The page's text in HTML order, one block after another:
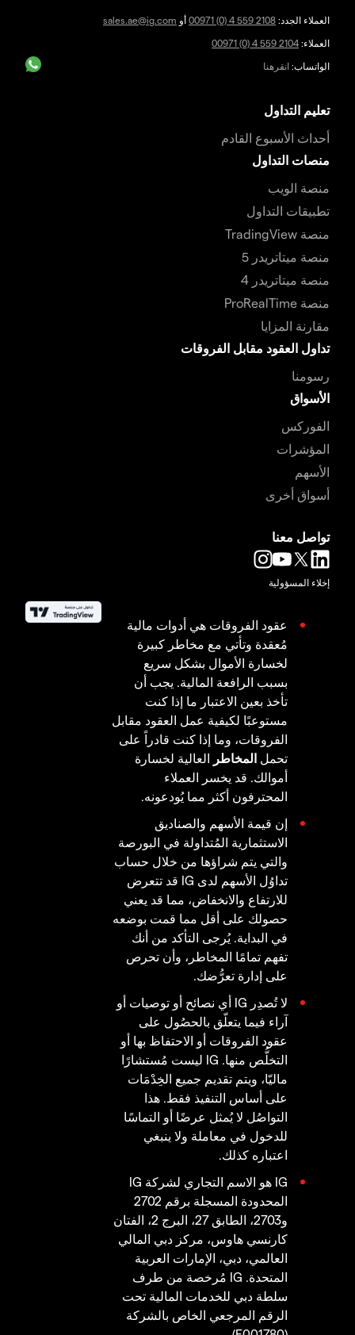
العملاء الجدد: 00971 (0) 4 559 2108 أو sales.ae@ig.com
العملاء: 00971 (0) 4 559 2104
الواتساب: انقرهنا
تعليم التداول
أحداث الأسبوع القادم
منصات التداول
منصة الويب
تطبيقات التداول
منصة TradingView
منصة ميتاتريدر 5
منصة ميتاتريدر 4
منصة ProRealTime
مقارنة المزايا
تداول العقود مقابل الفروقات
رسومنا
الأسواق
الفوركس
المؤشرات
الأسهم
أسواق أخرى
تواصل معنا
إخلاء المسؤولية
عقود الفروقات هي أدوات مالية
مُعقدة وتأتي مع مخاطر كبيرة
لخسارة الأموال بشكل سريع
بسبب الرافعة المالية. يجب أن
تأخذ بعين الاعتبار ما إذا كنت
مستوعبًا لكيفية عمل العقود مقابل
الفروقات، وما إذا كنت قادراً على
تحمل المخاطر العالية لخسارة
أموالك. قد يخسر العملاء
المحترفون أكثر مما يُودعونه.
إن قيمة الأسهم والصناديق
الاستثمارية المُتداولة في البورصة
والتي يتم شراؤها من خلال حساب
تداوُل الأسهم لدى IG قد تتعرض
للارتفاع والانخفاض، مما قد يعني
حصولك على أقل مما قمت بوضعه
في البداية. يُرجى التأكد من أنك
تفهم تمامًا المخاطر، وأن تحرص
على إدارة تعرُّضك.
لا تُصدِر IG أي نصائح أو توصيات أو
آراء فيما يتعلّق بالحصُول على
عقود الفروقات أو الاحتفاظ بها أو
التخلُّص منها. IG ليست مُستشارًا
ماليّا، ويتم تقديم جميع الخِدْمَات
على أساس التنفيذ فقط. هذا
التواصُل لا يُمثل عرضًا أو التماسًا
للدخول في معاملة ولا ينبغي
اعتباره كذلك.
IG هو الاسم التجاري لشركة IG
المحدودة المسجلة برقم 2702
و2703، الطابق 27، البرج 2، الفتان
كارنسي هاوس، مركز دبي المالي
العالمي، دبي، الإمارات العربية
المتحدة. IG مُرخصة من طرف
سلطة دبي للخدمات المالية تحت
الرقم المرجعي الخاص بالشركة